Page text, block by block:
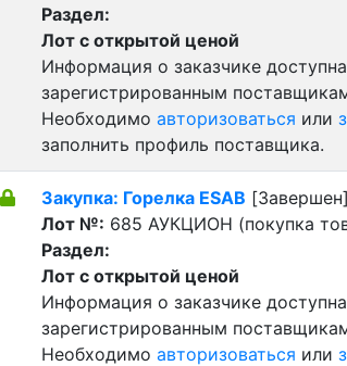
Раздел:
Лот с открытой ценой
Информация о заказчике
зарегистрированным
Необходимо авторизоваться или
заполнить профиль поставщика.
Закупка: Горелка ESAB [Завершен]
Лот №: 685 АУКЦИОН (покупка
Раздел:
Лот с открытой ценой
Информация о заказчике
зарегистрированным
Необходимо авторизоваться или